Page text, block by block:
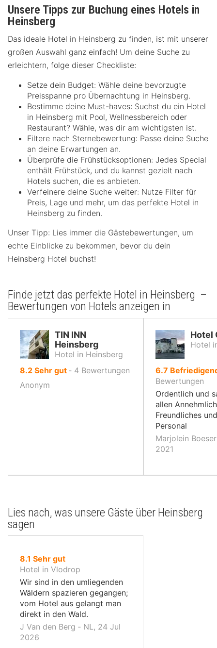
Unsere Tipps zur Buchung eines Hotels in
Heinsberg
Das ideale Hotel in Heinsberg zu finden, ist mit unserer
großen Auswahl ganz einfach! Um deine Suche zu
erleichtern, folge dieser Checkliste:
Setze dein Budget: Wähle deine bevorzugte
Preisspanne pro Übernachtung in Heinsberg.
Bestimme deine Must-haves: Suchst du ein Hotel
in Heinsberg mit Pool, Wellnessbereich oder
Restaurant? Wähle, was dir am wichtigsten ist.
Filtere nach Sternebewertung: Passe deine Suche
an deine Erwartungen an.
Überprüfe die Frühstücksoptionen: Jedes Special
enthält Frühstück, und du kannst gezielt nach
Hotels suchen, die es anbieten.
Verfeinere deine Suche weiter: Nutze Filter für
Preis, Lage und mehr, um das perfekte Hotel in
Heinsberg zu finden.
Unser Tipp: Lies immer die Gästebewertungen, um
echte Einblicke zu bekommen, bevor du dein
Heinsberg Hotel buchst!
Finde jetzt das perfekte Hotel in Heinsberg –
Bewertungen von Hotels anzeigen in
TIN INN
Heinsberg
Hotel in Heinsberg
8.2 von
Sehr gut ‐ 4 Bewertungen
Anonym
Hotel
Hotel
6.7 von
10,
Bewertungen
Ordentlich und
allen
Freundliches
Personal
Marjolein
2021
Lies nach, was unsere Gäste über Heinsberg
sagen
8.1 von
10,
Sehr gut
Hotel in Vlodrop
Wir sind in den umliegenden
Wäldern spazieren gegangen;
vom Hotel aus gelangt man
direkt in den Wald.
J Van den Berg ‐ NL, 24 Jul
2026